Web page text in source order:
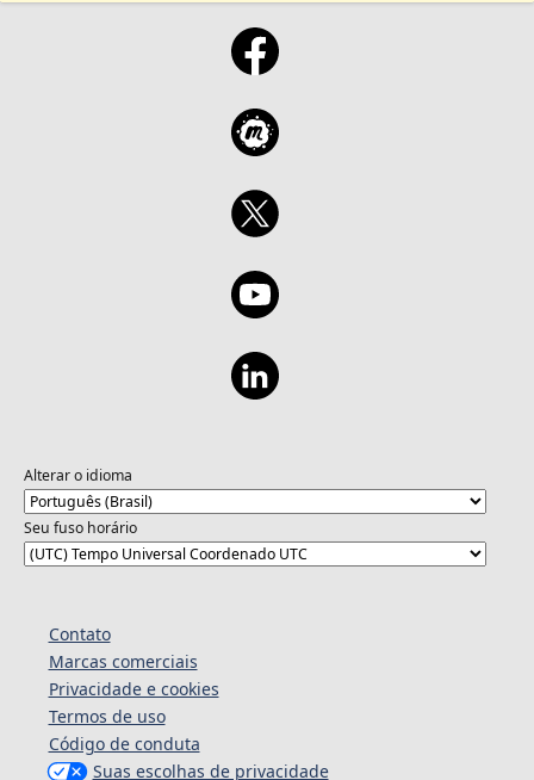
Alterar o idioma
Seu fuso horário
Contato
Marcas comerciais
Privacidade e cookies
Termos de uso
Código de conduta
Suas escolhas de privacidade